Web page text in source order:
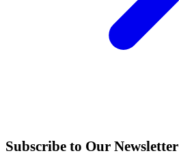
Subscribe to Our Newsletter